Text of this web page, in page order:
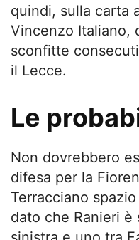
quindi, sulla carta
Vincenzo Italiano,
sconfitte
il Lecce.
Le
Non dovrebbero
difesa per la
Terracciano
dato che Ranieri è